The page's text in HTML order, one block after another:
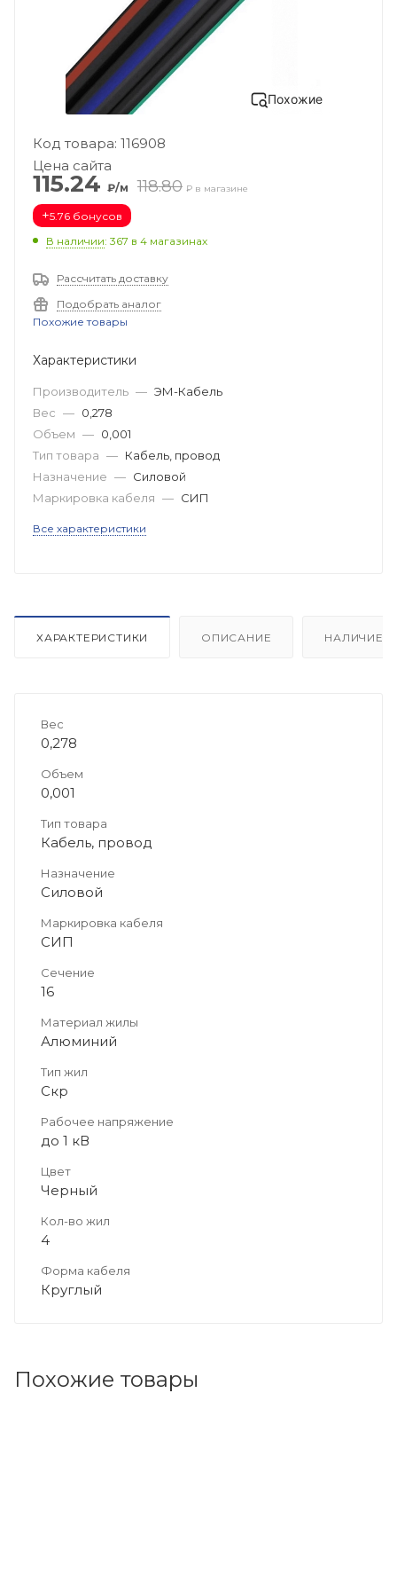
Похожие
Код товара: 116908
Цена сайта
115.24 ₽/м 118.80 ₽ в магазине
+5.76 бонусов
В наличии: 367 в 4 магазинах
Рассчитать доставку
Подобрать аналог
Похожие товары
Характеристики
Производитель — ЭМ-Кабель
Вес — 0,278
Объем — 0,001
Тип товара — Кабель, провод
Назначение — Силовой
Маркировка кабеля — СИП
Все характеристики
ХАРАКТЕРИСТИКИ ОПИСАНИЕ НАЛИЧИЕ
Вес
0,278
Объем
0,001
Тип товара
Кабель, провод
Назначение
Силовой
Маркировка кабеля
СИП
Сечение
16
Материал жилы
Алюминий
Тип жил
Скр
Рабочее напряжение
до 1 кВ
Цвет
Черный
Кол-во жил
4
Форма кабеля
Круглый
Похожие товары